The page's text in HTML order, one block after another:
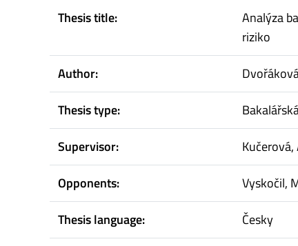
Thesis title:
Analýza
riziko
Author:
Thesis type:
Supervisor:
Kučerová,
Opponents:
Vyskočil,
Thesis language:
Česky